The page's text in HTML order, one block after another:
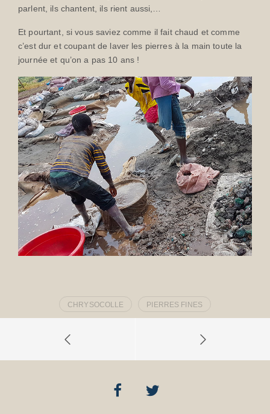
parlent, ils chantent, ils rient aussi,…
Et pourtant, si vous saviez comme il fait chaud et comme
c’est dur et coupant de laver les pierres à la main toute la
journée et qu’on a pas 10 ans !
CHRYSOCOLLE PIERRES FINES